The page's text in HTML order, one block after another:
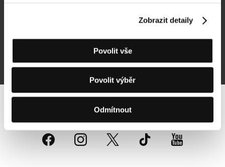
Zobrazit detaily
Povolit vše
Povolit výběr
Odmítnout
Sledujte nás na síti: